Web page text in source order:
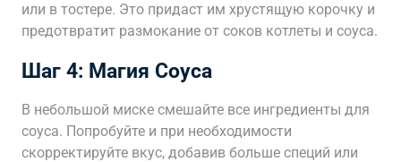
или в тостере. Это придаст им хрустящую корочку и
предотвратит размокание от соков котлеты и соуса.
Шаг 4: Магия Соуса
В небольшой миске смешайте все ингредиенты для
соуса. Попробуйте и при необходимости
скорректируйте вкус, добавив больше специй или